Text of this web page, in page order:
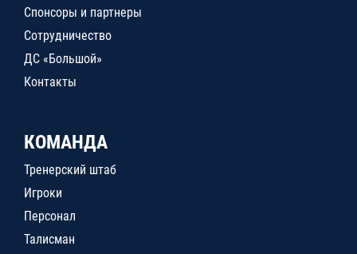
Спонсоры и партнеры
Сотрудничество
ДС «Большой»
Контакты
КОМАНДА
Тренерский штаб
Игроки
Персонал
Талисман